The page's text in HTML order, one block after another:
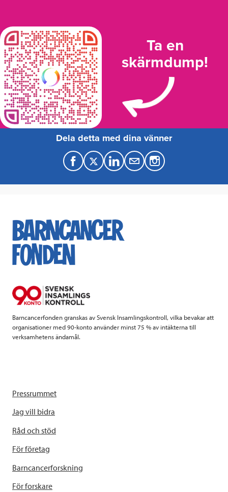
Ta en
skärmdump!
Dela detta med dina vänner
F
a
e
b
k
T
w
t
t
L
i
k
e
M
a
Barncancerfonden granskas av Svensk Insamlingskontroll, vilka bevakar att
organisationer med 90-konto använder minst 75 % av intäkterna till
verksamhetens ändamål.
Pressrummet
Jag vill bidra
Råd och stöd
För företag
Barncancerforskning
För forskare